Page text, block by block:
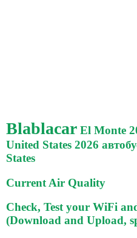
Blablacar El Monte
United States 2026
States
Current Air Quality
Check, Test your WiFi
(Download and Upload,